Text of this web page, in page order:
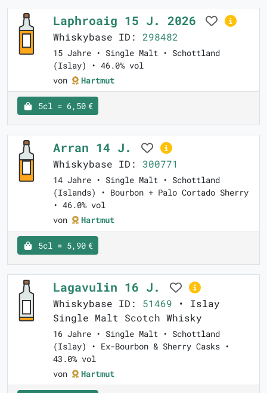
Laphroaig 15 J. 2026
Whiskybase ID: 298482
15 Jahre • Single Malt • Schottland
(Islay) • 46.0% vol
von
Hartmut
5cl = 6,50 €
Arran 14 J.
Whiskybase ID: 300771
14 Jahre • Single Malt • Schottland
(Islands) • Bourbon + Palo Cortado Sherry
• 46.0% vol
von
Hartmut
5cl = 5,90 €
Lagavulin 16 J.
Whiskybase ID: 51469 • Islay
Single Malt Scotch Whisky
16 Jahre • Single Malt • Schottland
(Islay) • Ex-Bourbon & Sherry Casks •
43.0% vol
von
Hartmut